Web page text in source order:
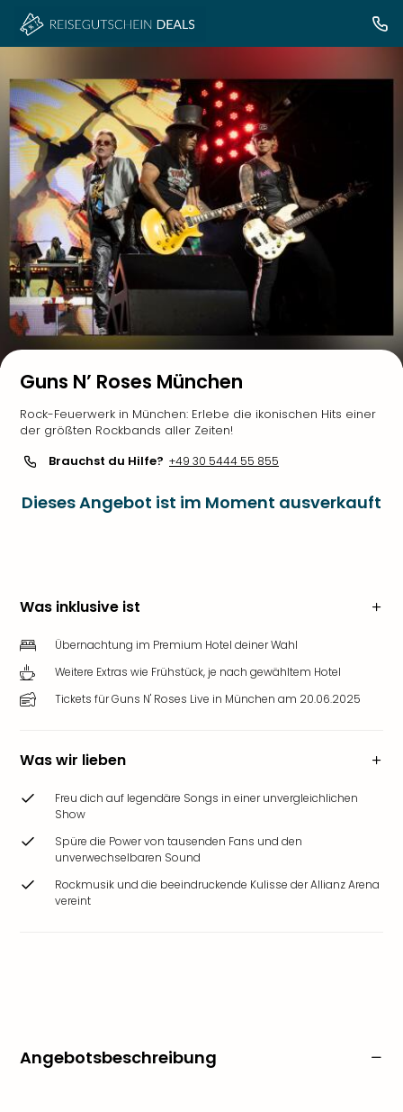
Guns N’ Roses München
Rock-Feuerwerk in München: Erlebe die ikonischen Hits einer
der größten Rockbands aller Zeiten!
Brauchst du Hilfe? +49 30 5444 55 855
Dieses Angebot ist im Moment ausverkauft
Was inklusive ist
Übernachtung im Premium Hotel deiner Wahl
Weitere Extras wie Frühstück, je nach gewähltem Hotel
Tickets für Guns N' Roses Live in München am 20.06.2025
Was wir lieben
Freu dich auf legendäre Songs in einer unvergleichlichen
Show
Spüre die Power von tausenden Fans und den
unverwechselbaren Sound
Rockmusik und die beeindruckende Kulisse der Allianz Arena
vereint
Angebotsbeschreibung